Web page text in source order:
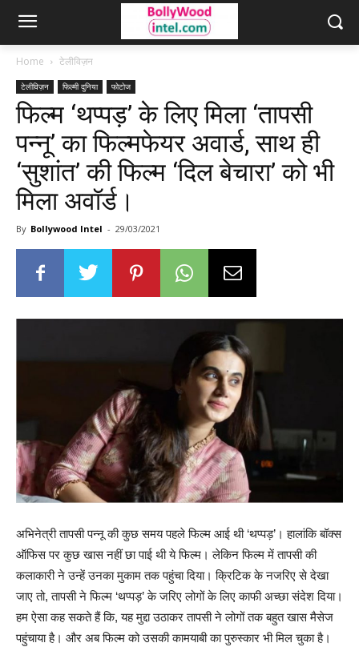
Home टेलीविज़न
टेलीविज़न फिल्मी दुनिया फोटोज
फिल्म ‘थप्पड़’ के लिए मिला ‘तापसी
पन्नू’ का फिल्मफेयर अवार्ड, साथ ही
‘सुशांत’ की फिल्म ‘दिल बेचारा’ को भी
मिला अवॉर्ड।
By Bollywood Intel - 29/03/2021
अभिनेत्री तापसी पन्नू की कुछ समय पहले फिल्म आई थी ‘थप्पड़’। हालांकि बॉक्स
ऑफिस पर कुछ खास नहीं छा पाई थी ये फिल्म। लेकिन फिल्म में तापसी की
कलाकारी ने उन्हें उनका मुकाम तक पहुंचा दिया। क्रिटिक के नजरिए से देखा
जाए तो, तापसी ने फिल्म ‘थप्पड़’ के जरिए लोगों के लिए काफी अच्छा संदेश दिया।
हम ऐसा कह सकते हैं कि, यह मुद्दा उठाकर तापसी ने लोगों तक बहुत खास मैसेज
पहुंचाया है। और अब फिल्म को उसकी कामयाबी का पुरुस्कार भी मिल चुका है।